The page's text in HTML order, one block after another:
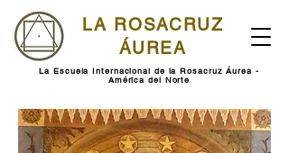
LA ROSACRUZ
ÁUREA
La Escuela Internacional de la Rosacruz Áurea -
América del Norte